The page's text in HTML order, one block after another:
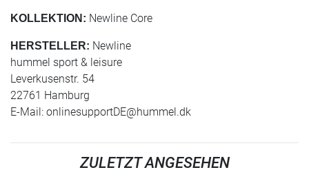
KOLLEKTION: Newline Core
HERSTELLER: Newline
hummel sport & leisure
Leverkusenstr. 54
22761 Hamburg
E-Mail: onlinesupportDE@hummel.dk
ZULETZT ANGESEHEN